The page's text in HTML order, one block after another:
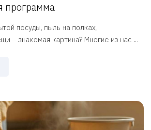
программа
посуды, пыль на полках,
– знакомая картина? Многие из нас ...